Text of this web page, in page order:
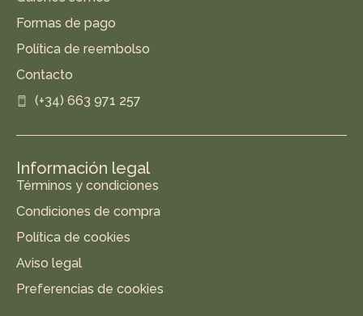
Formas de pago
Política de reembolso
Contacto
(+34) 663 971 257
Información legal
Términos y condiciones
Condiciones de compra
Política de cookies
Aviso legal
Preferencias de cookies